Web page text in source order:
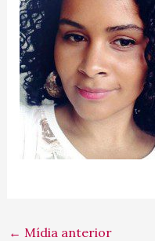
← Mídia anterior